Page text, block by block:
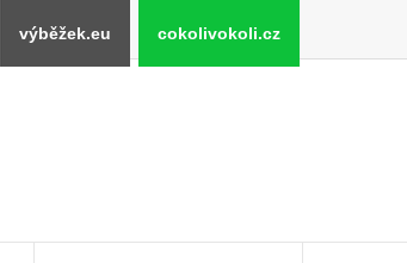
výběžek.eu cokolivokoli.cz